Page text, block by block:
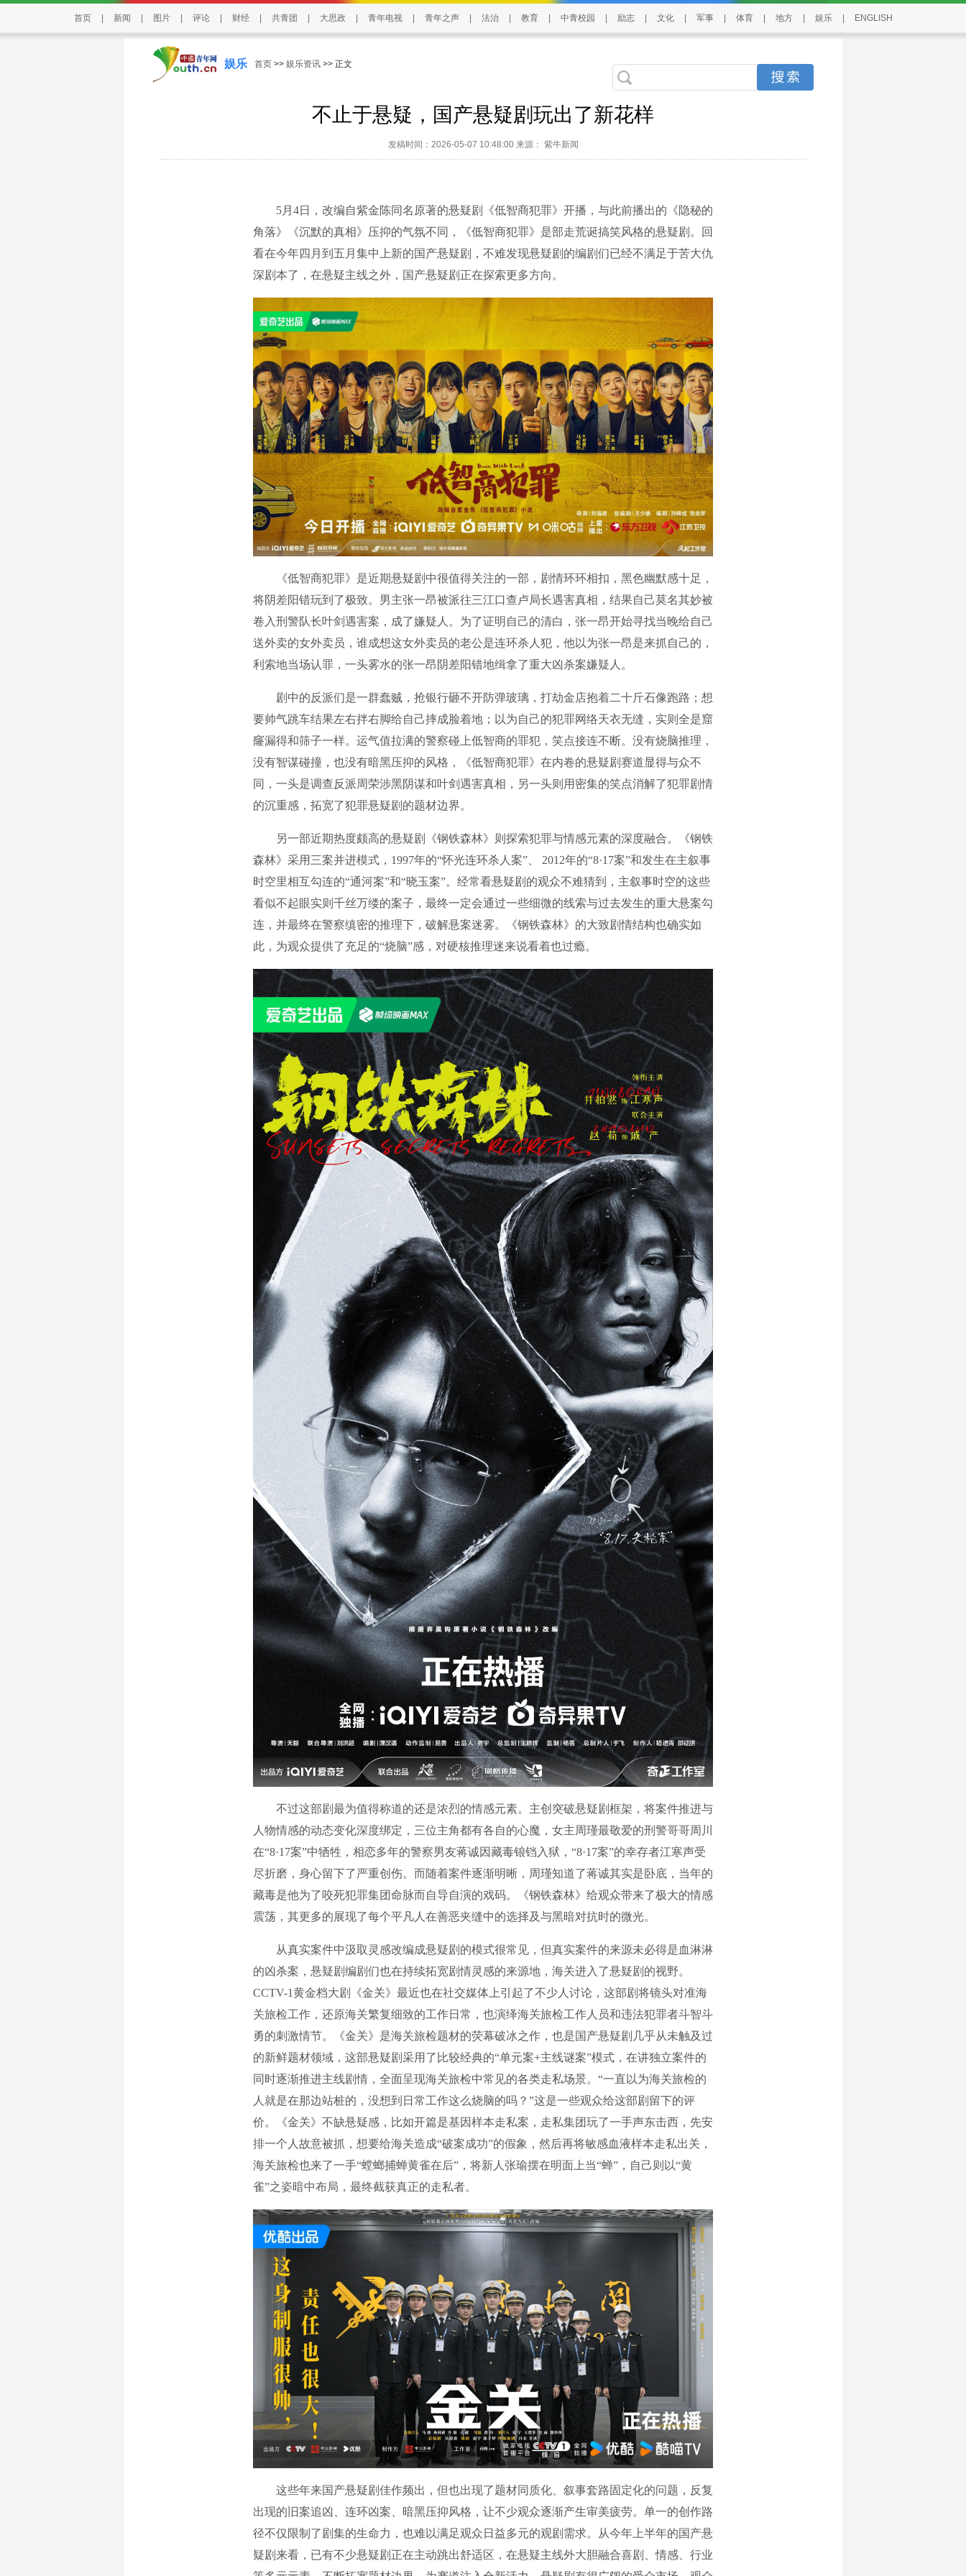
首页 新闻 图片 评论 财经 共青团 大思政 青年电视 青年之声 法治 教育 中青校园 励志 文化 军事 体育 地方 娱乐 ENGLISH
娱乐 首页 >> 娱乐资讯 >> 正文
不止于悬疑，国产悬疑剧玩出了新花样
发稿时间：2026-05-07 10:48:00 来源： 紫牛新闻
5月4日，改编自紫金陈同名原著的悬疑剧《低智商犯罪》开播，与此前播出的《隐秘的
角落》《沉默的真相》压抑的气氛不同，《低智商犯罪》是部走荒诞搞笑风格的悬疑剧。回
看在今年四月到五月集中上新的国产悬疑剧，不难发现悬疑剧的编剧们已经不满足于苦大仇
深剧本了，在悬疑主线之外，国产悬疑剧正在探索更多方向。
《低智商犯罪》是近期悬疑剧中很值得关注的一部，剧情环环相扣，黑色幽默感十足，
将阴差阳错玩到了极致。男主张一昂被派往三江口查卢局长遇害真相，结果自己莫名其妙被
卷入刑警队长叶剑遇害案，成了嫌疑人。为了证明自己的清白，张一昂开始寻找当晚给自己
送外卖的女外卖员，谁成想这女外卖员的老公是连环杀人犯，他以为张一昂是来抓自己的，
利索地当场认罪，一头雾水的张一昂阴差阳错地缉拿了重大凶杀案嫌疑人。
剧中的反派们是一群蠢贼，抢银行砸不开防弹玻璃，打劫金店抱着二十斤石像跑路；想
要帅气跳车结果左右拌右脚给自己摔成脸着地；以为自己的犯罪网络天衣无缝，实则全是窟
窿漏得和筛子一样。运气值拉满的警察碰上低智商的罪犯，笑点接连不断。没有烧脑推理，
没有智谋碰撞，也没有暗黑压抑的风格，《低智商犯罪》在内卷的悬疑剧赛道显得与众不
同，一头是调查反派周荣涉黑阴谋和叶剑遇害真相，另一头则用密集的笑点消解了犯罪剧情
的沉重感，拓宽了犯罪悬疑剧的题材边界。
另一部近期热度颇高的悬疑剧《钢铁森林》则探索犯罪与情感元素的深度融合。《钢铁
森林》采用三案并进模式，1997年的“怀光连环杀人案”、 2012年的“8·17案”和发生在主叙事
时空里相互勾连的“通河案”和“晓玉案”。经常看悬疑剧的观众不难猜到，主叙事时空的这些
看似不起眼实则千丝万缕的案子，最终一定会通过一些细微的线索与过去发生的重大悬案勾
连，并最终在警察缜密的推理下，破解悬案迷雾。《钢铁森林》的大致剧情结构也确实如
此，为观众提供了充足的“烧脑”感，对硬核推理迷来说看着也过瘾。
不过这部剧最为值得称道的还是浓烈的情感元素。主创突破悬疑剧框架，将案件推进与
人物情感的动态变化深度绑定，三位主角都有各自的心魔，女主周瑾最敬爱的刑警哥哥周川
在“8·17案”中牺牲，相恋多年的警察男友蒋诚因藏毒锒铛入狱，“8·17案”的幸存者江寒声受
尽折磨，身心留下了严重创伤。而随着案件逐渐明晰，周瑾知道了蒋诚其实是卧底，当年的
藏毒是他为了咬死犯罪集团命脉而自导自演的戏码。《钢铁森林》给观众带来了极大的情感
震荡，其更多的展现了每个平凡人在善恶夹缝中的选择及与黑暗对抗时的微光。
从真实案件中汲取灵感改编成悬疑剧的模式很常见，但真实案件的来源未必得是血淋淋
的凶杀案，悬疑剧编剧们也在持续拓宽剧情灵感的来源地，海关进入了悬疑剧的视野。
CCTV-1黄金档大剧《金关》最近也在社交媒体上引起了不少人讨论，这部剧将镜头对准海
关旅检工作，还原海关繁复细致的工作日常，也演绎海关旅检工作人员和违法犯罪者斗智斗
勇的刺激情节。《金关》是海关旅检题材的荧幕破冰之作，也是国产悬疑剧几乎从未触及过
的新鲜题材领域，这部悬疑剧采用了比较经典的“单元案+主线谜案”模式，在讲独立案件的
同时逐渐推进主线剧情，全面呈现海关旅检中常见的各类走私场景。“一直以为海关旅检的
人就是在那边站桩的，没想到日常工作这么烧脑的吗？”这是一些观众给这部剧留下的评
价。《金关》不缺悬疑感，比如开篇是基因样本走私案，走私集团玩了一手声东击西，先安
排一个人故意被抓，想要给海关造成“破案成功”的假象，然后再将敏感血液样本走私出关，
海关旅检也来了一手“螳螂捕蝉黄雀在后”，将新人张瑜摆在明面上当“蝉”，自己则以“黄
雀”之姿暗中布局，最终截获真正的走私者。
这些年来国产悬疑剧佳作频出，但也出现了题材同质化、叙事套路固定化的问题，反复
出现的旧案追凶、连环凶案、暗黑压抑风格，让不少观众逐渐产生审美疲劳。单一的创作路
径不仅限制了剧集的生命力，也难以满足观众日益多元的观剧需求。从今年上半年的国产悬
疑剧来看，已有不少悬疑剧正在主动跳出舒适区，在悬疑主线外大胆融合喜剧、情感、行业